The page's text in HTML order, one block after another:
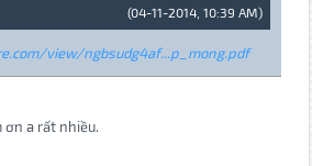
(04-11-2014, 10:39 AM)
view/ngbsudg4af...p_mong.pdf
ơn a rất nhiều.